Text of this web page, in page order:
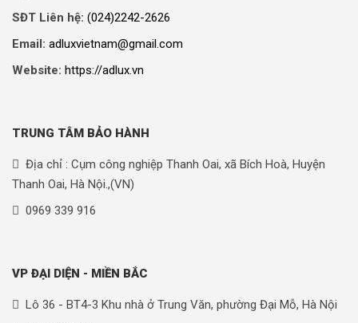
SĐT Liên hệ: (024)2242-2626
Email: adluxvietnam@gmail.com
Website: https://adlux.vn
TRUNG TÂM BẢO HÀNH
Địa chỉ : Cụm công nghiệp Thanh Oai, xã Bích Hoà, Huyện
Thanh Oai, Hà Nội.,(VN)
0969 339 916
VP ĐẠI DIỆN - MIỀN BẮC
Lô 36 - BT4-3 Khu nhà ở Trung Văn, phường Đại Mỗ, Hà Nội